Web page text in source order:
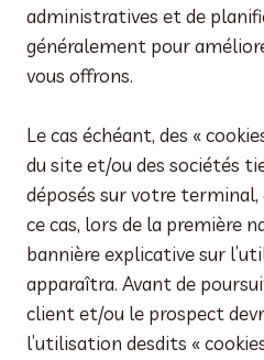
administratives et de
généralement pour
vous offrons.
Le cas échéant, des «
du site et/ou des sociétés
déposés sur votre terminal,
ce cas, lors de la première
bannière explicative sur
apparaîtra. Avant de
client et/ou le prospect
l’utilisation desdits «